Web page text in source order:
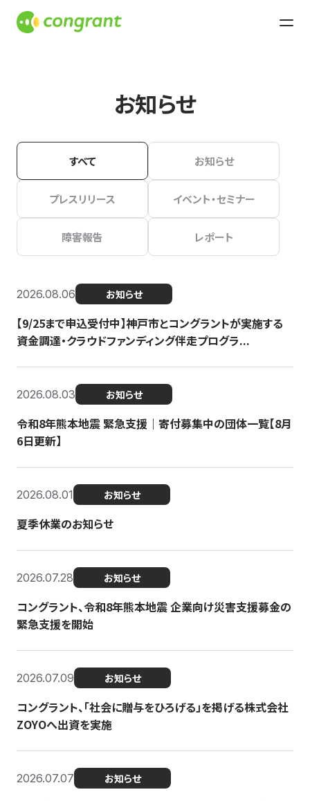
お知らせ
すべて お知らせ
プレスリリース イベント・セミナー
障害報告 レポート
2026.08.06 お知らせ
【9/25まで申込受付中】神戸市とコングラントが実施する
資金調達・クラウドファンディング伴走プログラ...
2026.08.03 お知らせ
令和8年熊本地震 緊急支援｜寄付募集中の団体一覧【8月
6日更新】
2026.08.01 お知らせ
夏季休業のお知らせ
2026.07.28 お知らせ
コングラント、令和8年熊本地震 企業向け災害支援募金の
緊急支援を開始
2026.07.09 お知らせ
コングラント、「社会に贈与をひろげる」を掲げる株式会社
ZOYOへ出資を実施
2026.07.07 お知らせ